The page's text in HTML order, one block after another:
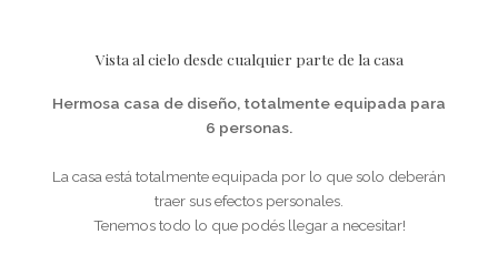
Vista al cielo desde cualquier parte de la casa
Hermosa casa de diseño, totalmente equipada para
6 personas.
La casa está totalmente equipada por lo que solo deberán
traer sus efectos personales.
Tenemos todo lo que podés llegar a necesitar!